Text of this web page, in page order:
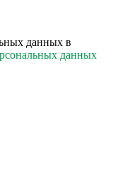
данных в
данных